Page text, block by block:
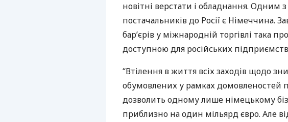
новітні верстати і обладнання. Одним з
постачальників до Росії є Німеччина.
бар’єрів у міжнародній торгівлі така
доступною для російських
“Втілення в життя всіх заходів щодо
обумовлених у рамках домовленостей
дозволить одному лише німецькому
приблизно на один мільярд євро. Але